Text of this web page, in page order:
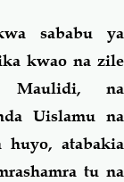
sababu ya
kwao na zile
Maulidi, na
Uislamu na
huyo, atabakia
tu na